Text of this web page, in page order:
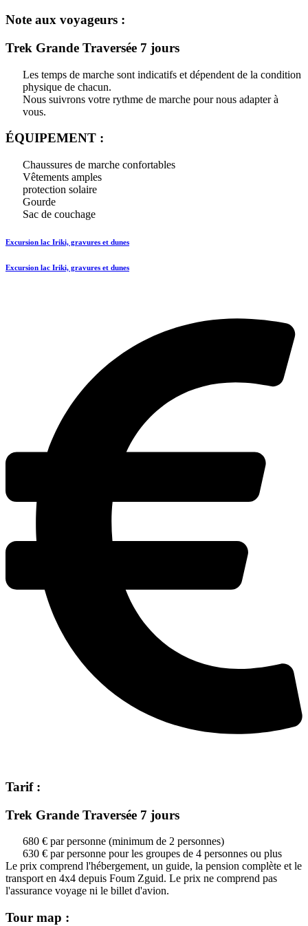
Note aux voyageurs :
Trek Grande Traversée 7 jours
Les temps de marche sont indicatifs et dépendent de la condition
physique de chacun.
Nous suivrons votre rythme de marche pour nous adapter à
vous.
ÉQUIPEMENT :
Chaussures de marche confortables
Vêtements amples
protection solaire
Gourde
Sac de couchage
Excursion lac Iriki, gravures et dunes
Excursion lac Iriki, gravures et dunes
Tarif :
Trek Grande Traversée 7 jours
680 € par personne (minimum de 2 personnes)
630 € par personne pour les groupes de 4 personnes ou plus
Le prix comprend l'hébergement, un guide, la pension complète et le
transport en 4x4 depuis Foum Zguid. Le prix ne comprend pas
l'assurance voyage ni le billet d'avion.
Tour map :